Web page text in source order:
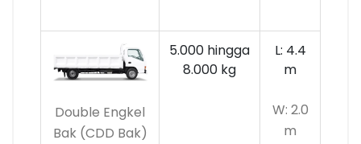
Double Engkel
Bak (CDD Bak)
5.000 hingga
8.000 kg
L: 4.4
m
W: 2.0
m